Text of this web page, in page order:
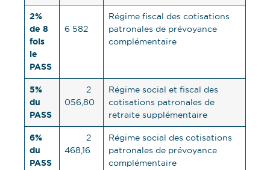
2%
de 8
fois
le
PASS
6 582
Régime fiscal des cotisations
patronales de prévoyance
complémentaire
5%
du
PASS
2
056,80
Régime social et fiscal des
cotisations patronales de
retraite supplémentaire
6%
du
PASS
2
468,16
Régime social des cotisations
patronales de prévoyance
complémentaire